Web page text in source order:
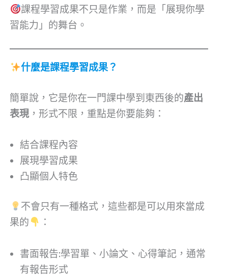
課程學習成果不只是作業，而是「展現你學
習能力」的舞台。
什麼是課程學習成果？
簡單說，它是你在一門課中學到東西後的產出
表現，形式不限，重點是你要能夠：
結合課程內容
展現學習成果
凸顯個人特色
不會只有一種格式，這些都是可以用來當成
果的
：
書面報告:學習單、小論文、心得筆記，通常
有報告形式